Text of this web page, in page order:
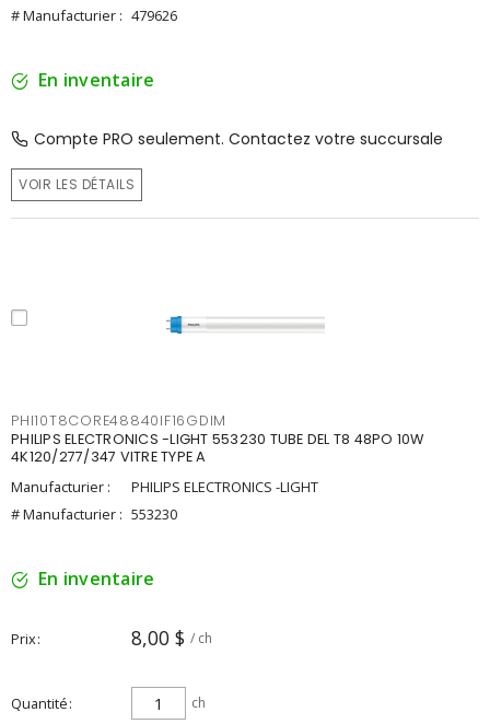
# Manufacturier : 479626
En inventaire
Compte PRO seulement. Contactez votre succursale
VOIR LES DÉTAILS
PHI10T8CORE48840IF16GDIM
PHILIPS ELECTRONICS -LIGHT 553230 TUBE DEL T8 48PO 10W
4K120/277/347 VITRE TYPE A
Manufacturier :
PHILIPS ELECTRONICS -LIGHT
# Manufacturier : 553230
En inventaire
Prix 8,00 $ / ch
Quantité ch